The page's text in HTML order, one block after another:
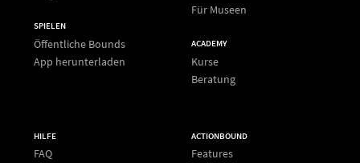
SPIELEN
Öffentliche Bounds
App herunterladen
Für Museen
ACADEMY
Kurse
Beratung
HILFE
FAQ
ACTIONBOUND
Features